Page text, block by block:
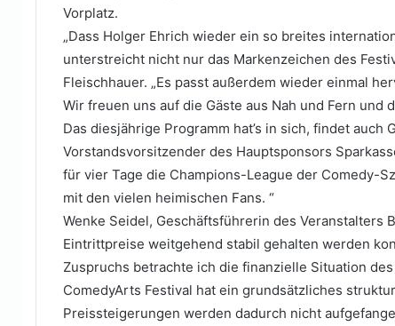
Vorplatz.
„Dass Holger Ehrich wieder ein so breites
unterstreicht nicht nur das Markenzeichen des
Fleischhauer. „Es passt außerdem wieder einmal
Wir freuen uns auf die Gäste aus Nah und Fern und
Das diesjährige Programm hat’s in sich, findet auch
Vorstandsvorsitzender des Hauptsponsors
für vier Tage die Champions-League der Comedy-
mit den vielen heimischen Fans. “
Wenke Seidel, Geschäftsführerin des Veranstalters
Eintrittpreise weitgehend stabil gehalten werden
Zuspruchs betrachte ich die finanzielle Situation
ComedyArts Festival hat ein grundsätzliches
Preissteigerungen werden dadurch nicht